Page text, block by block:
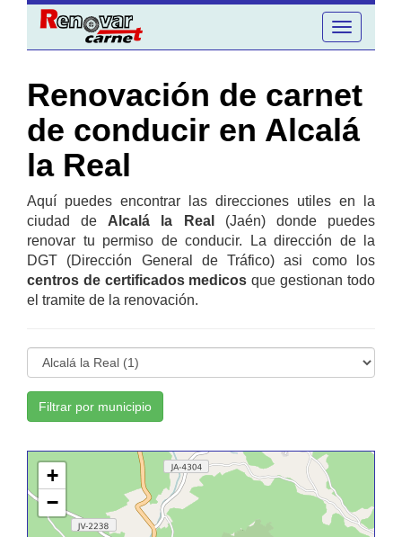
Toggle
navigation
Renovación de carnet
de conducir en Alcalá
la Real
Aquí puedes encontrar las direcciones utiles en la
ciudad de Alcalá la Real
(Jaén) donde puedes
renovar tu permiso de conducir. La dirección de la
DGT (Dirección General de Tráfico) asi como los
centros de certificados medicos que gestionan todo
el tramite de la renovación.
Filtrar por municipio
+
−